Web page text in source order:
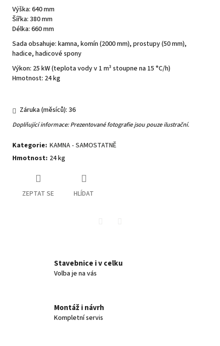
Výška: 640 mm
Šířka: 380 mm
Délka: 660 mm
Sada obsahuje: kamna, komín (2000 mm), prostupy (50 mm),
hadice, hadicové spony
Výkon: 25 kW (teplota vody v 1 m³ stoupne na 15 °C/h)
Hmotnost: 24 kg
Záruka (měsíců): 36
Doplňující informace: Prezentované fotografie jsou pouze ilustrační.
Kategorie: KAMNA - SAMOSTATNĚ
Hmotnost: 24 kg
ZEPTAT SE HLÍDAT
Stavebnice i v celku
Volba je na vás
Montáž i návrh
Kompletní servis